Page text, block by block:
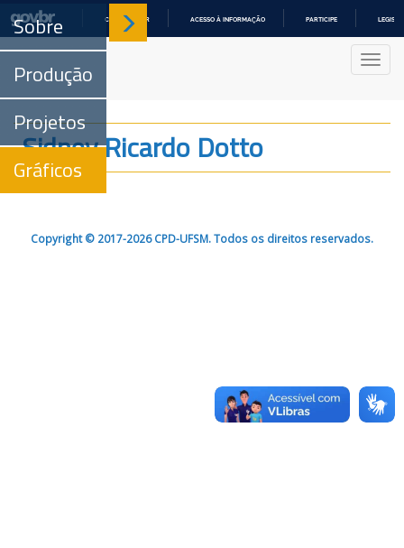
COMUNICA BR ACESSO À INFORMAÇÃO PARTICIPE
Sobre
Produção
Projetos
Gráficos
Sidney Ricardo Dotto
Copyright © 2017-2026 CPD-UFSM. Todos os direitos reservados.